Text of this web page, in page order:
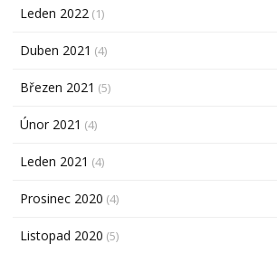
Leden 2022 (1)
Duben 2021 (4)
Březen 2021 (5)
Únor 2021 (4)
Leden 2021 (4)
Prosinec 2020 (4)
Listopad 2020 (5)